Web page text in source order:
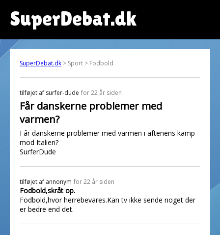
SuperDebat.dk
SuperDebat.dk > Sport > Fodbold
tilføjet af surfer-dude for 22 år siden
Får danskerne problemer med
varmen?
Får danskerne problemer med varmen i aftenens kamp
mod Italien?
SurferDude
tilføjet af annonym for 22 år siden
Fodbold,skråt op.
Fodbold,hvor herrebevares.Kan tv ikke sende noget der
er bedre end det.